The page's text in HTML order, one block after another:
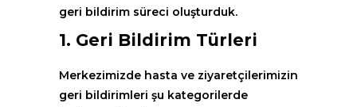
geri bildirim süreci oluşturduk.
1. Geri Bildirim Türleri
Merkezimizde hasta ve ziyaretçilerimizin
geri bildirimleri şu kategorilerde